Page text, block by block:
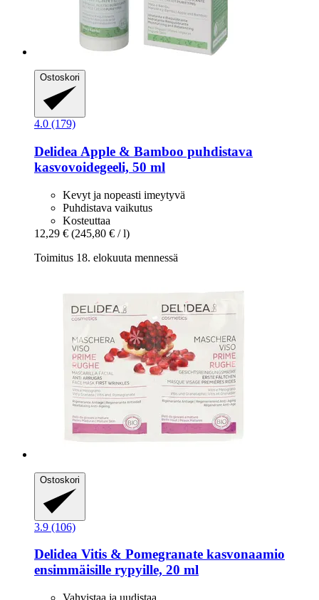
Ostoskori
4.0 (179)
Delidea Apple & Bamboo puhdistava
kasvovoidegeeli, 50 ml
Kevyt ja nopeasti imeytyvä
Puhdistava vaikutus
Kosteuttaa
12,29 € (245,80 € / l)
Toimitus 18. elokuuta mennessä
Ostoskori
3.9 (106)
Delidea Vitis & Pomegranate kasvonaamio
ensimmäisille rypyille, 20 ml
Vahvistaa ja uudistaa